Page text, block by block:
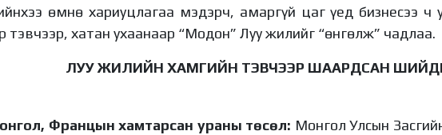
өмнө хариуцлагаа мэдэрч, амаргүй цаг үед бизнесээ ч
тэвчээр, хатан ухаанаар “Модон” Луу жилийг “өнгөлж” чадлаа.
ЛУУ ЖИЛИЙН ХАМГИЙН ТЭВЧЭЭР ШААРДСАН
Францын хамтарсан ураны төсөл: Монгол Улсын